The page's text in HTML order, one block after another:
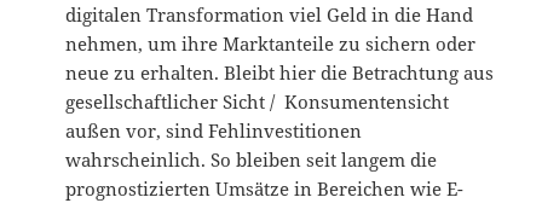
digitalen Transformation viel Geld in die Hand
nehmen, um ihre Marktanteile zu sichern oder
neue zu erhalten. Bleibt hier die Betrachtung aus
gesellschaftlicher Sicht / Konsumentensicht
außen vor, sind Fehlinvestitionen
wahrscheinlich. So bleiben seit langem die
prognostizierten Umsätze in Bereichen wie E-